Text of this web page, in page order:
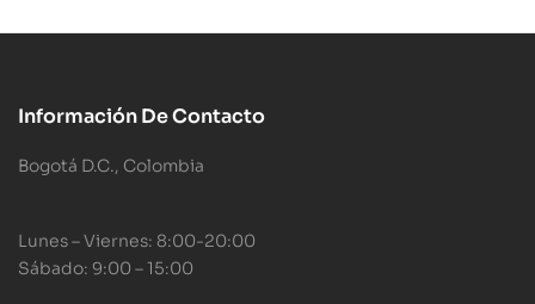
Información De Contacto
Bogotá D.C., Colombia
Lunes – Viernes: 8:00-20:00
Sábado: 9:00 – 15:00